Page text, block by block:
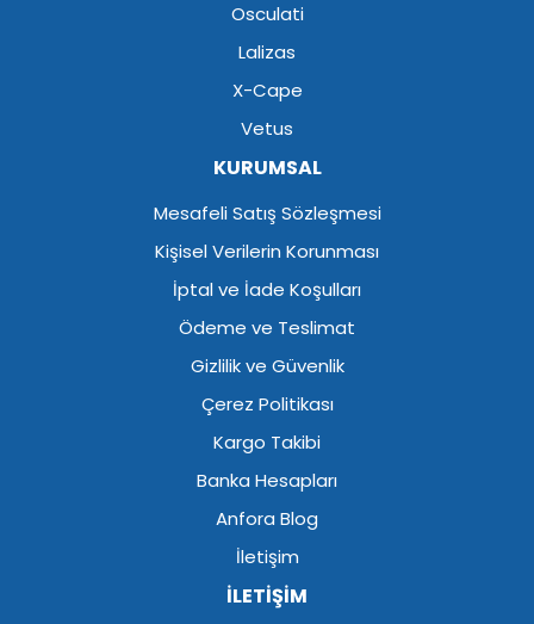
Osculati
Lalizas
X-Cape
Vetus
KURUMSAL
Mesafeli Satış Sözleşmesi
Kişisel Verilerin Korunması
İptal ve İade Koşulları
Ödeme ve Teslimat
Gizlilik ve Güvenlik
Çerez Politikası
Kargo Takibi
Banka Hesapları
Anfora Blog
İletişim
İLETİŞİM